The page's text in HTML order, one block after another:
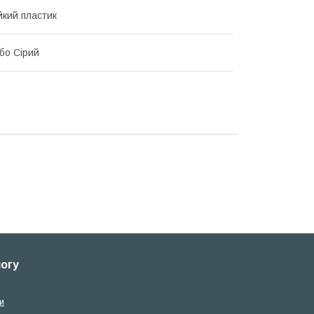
пластик
Сірий